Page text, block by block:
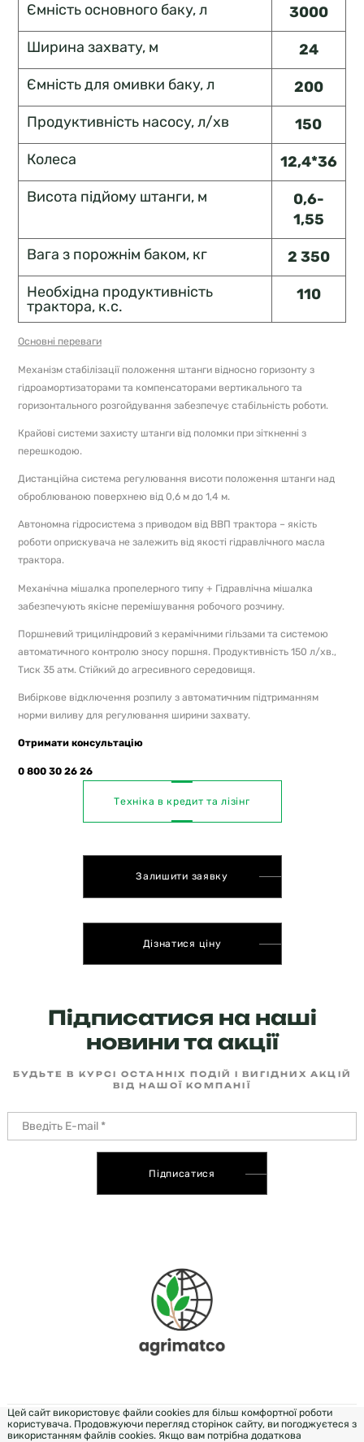
Ємність основного баку, л
3000
Ширина захвату, м
24
Ємність для омивки баку, л
200
Продуктивність насосу, л/хв
150
Колеса
12,4*36
Висота підйому штанги, м
0,6-
1,55
Вага з порожнім баком, кг
2 350
Необхідна продуктивність
трактора, к.с.
110
Основні переваги
Механізм стабілізації положення штанги відносно горизонту з
гідроамортизаторами та компенсаторами вертикального та
горизонтального розгойдування забезпечує стабільність роботи.
Крайові системи захисту штанги від поломки при зіткненні з
перешкодою.
Дистанційна система регулювання висоти положення штанги над
оброблюваною поверхнею від 0,6 м до 1,4 м.
Автономна гідросистема з приводом від ВВП трактора – якість
роботи оприскувача не залежить від якості гідравлічного масла
трактора.
Механічна мішалка пропелерного типу + Гідравлічна мішалка
забезпечують якісне перемішування робочого розчину.
Поршневий трициліндровий з керамічними гільзами та системою
автоматичного контролю зносу поршня. Продуктивність 150 л/хв.,
Тиск 35 атм. Стійкий до агресивного середовищя.
Вибіркове відключення розпилу з автоматичним підтриманням
норми виливу для регулювання ширини захвату.
Отримати консультацію
0 800 30 26 26
Залишити заявку
Дізнатися ціну
Техніка в кредит та лізінг
Підписатися на наші
новини та акції
БУДЬТЕ В КУРСІ ОСТАННІХ ПОДІЙ І ВИГІДНИХ АКЦІЙ
ВІД НАШОЇ КОМПАНІЇ
Підписатися
DEVELOPMENT & DESIGN - WEZOM
Цей сайт використовує файли cookies для більш комфортної роботи
користувача. Продовжуючи перегляд сторінок сайту, ви погоджуєтеся з
використанням файлів cookies. Якщо вам потрібна додаткова